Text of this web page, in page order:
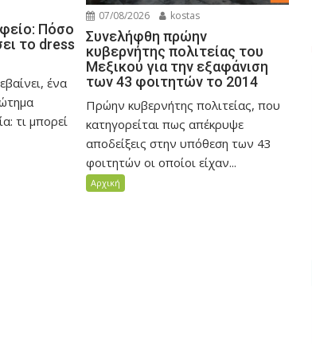
Πόσο
το dress
ένα
τι μπορεί
07/08/2026 kostas
Συνελήφθη πρώην
κυβερνήτης πολιτείας του
Μεξικού για την εξαφάνιση
των 43 φοιτητών το 2014
Πρώην κυβερνήτης πολιτείας, που
κατηγορείται πως απέκρυψε
αποδείξεις στην υπόθεση των 43
φοιτητών οι οποίοι είχαν...
Αρχική